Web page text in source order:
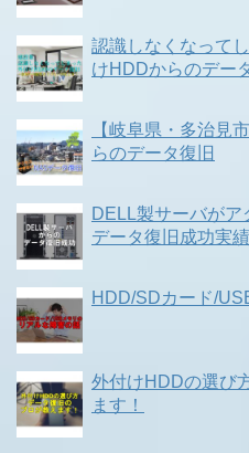
認識しなくなって
けHDDからのデー
【岐阜県・多治見
らのデータ復旧
DELL製サーバがア
データ復旧成功実績
HDD/SDカード/
外付けHDDの選び
ます！